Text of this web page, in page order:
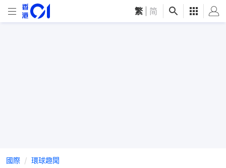
繁 简
國際 環球趣聞